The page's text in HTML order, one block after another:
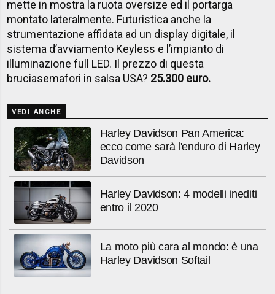
mette in mostra la ruota oversize ed il portarga
montato lateralmente. Futuristica anche la
strumentazione affidata ad un display digitale, il
sistema d’avviamento Keyless e l’impianto di
illuminazione full LED. Il prezzo di questa
bruciasemafori in salsa USA? 25.300 euro.
VEDI ANCHE
Harley Davidson Pan America:
ecco come sarà l'enduro di Harley
Davidson
Harley Davidson: 4 modelli inediti
entro il 2020
La moto più cara al mondo: è una
Harley Davidson Softail